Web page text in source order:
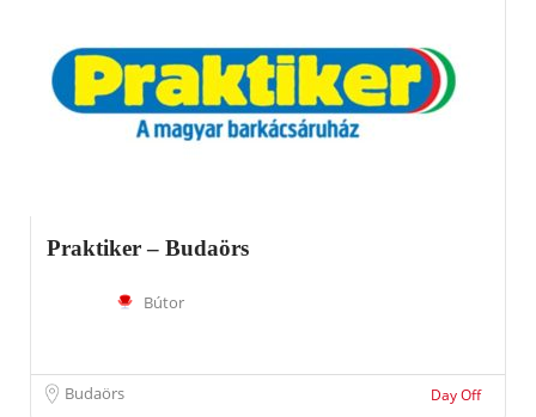
Praktiker – Budaörs
Bútor
Budaörs Day Off